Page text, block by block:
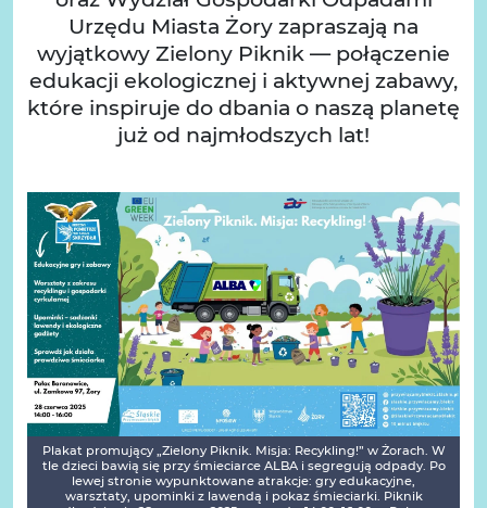
Urzędu Miasta Żory zapraszają na
wyjątkowy Zielony Piknik — połączenie
edukacji ekologicznej i aktywnej zabawy,
które inspiruje do dbania o naszą planetę
już od najmłodszych lat!
Plakat promujący „Zielony Piknik. Misja: Recykling!” w Żorach. W
tle dzieci bawią się przy śmieciarce ALBA i segregują odpady. Po
lewej stronie wypunktowane atrakcje: gry edukacyjne,
warsztaty, upominki z lawendą i pokaz śmieciarki. Piknik